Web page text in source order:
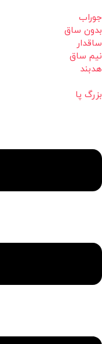
جوراب
بدون ساق
ساقدار
نیم ساق
هدبند
بزرگ پا